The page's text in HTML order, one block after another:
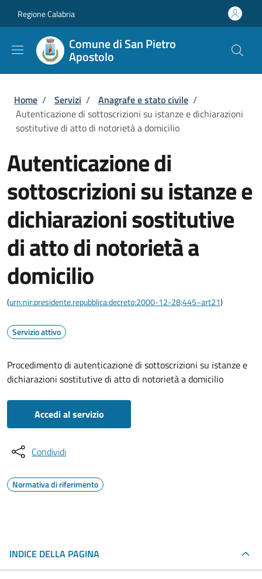
Regione Calabria
Comune di San Pietro
Apostolo
Briciole di pane
Home / Servizi / Anagrafe e stato civile /
Autenticazione di sottoscrizioni su istanze e dichiarazioni
sostitutive di atto di notorietà a domicilio
Autenticazione di
sottoscrizioni su istanze e
dichiarazioni sostitutive
di atto di notorietà a
domicilio
(urn:nir:presidente.repubblica:decreto:2000-12-28;445~art21)
Servizio attivo
Procedimento di autenticazione di sottoscrizioni su istanze e
dichiarazioni sostitutive di atto di notorietà a domicilio
Accedi al servizio
Condividi
Normativa di riferimento
INDICE DELLA PAGINA